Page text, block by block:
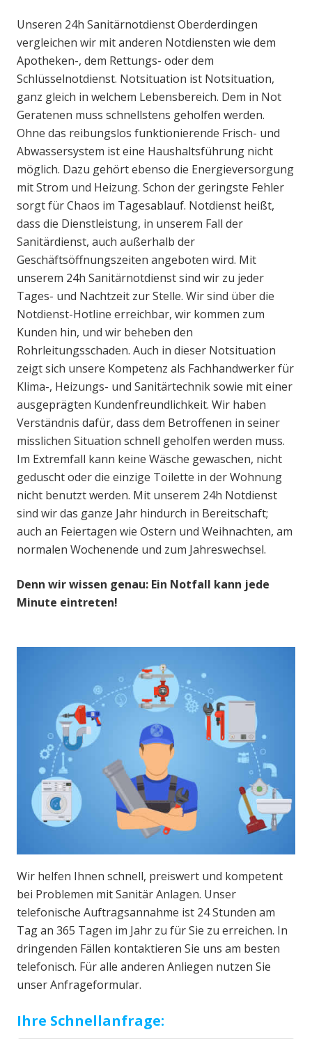
Unseren 24h Sanitärnotdienst Oberderdingen
vergleichen wir mit anderen Notdiensten wie dem
Apotheken-, dem Rettungs- oder dem
Schlüsselnotdienst. Notsituation ist Notsituation,
ganz gleich in welchem Lebensbereich. Dem in Not
Geratenen muss schnellstens geholfen werden.
Ohne das reibungslos funktionierende Frisch- und
Abwassersystem ist eine Haushaltsführung nicht
möglich. Dazu gehört ebenso die Energieversorgung
mit Strom und Heizung. Schon der geringste Fehler
sorgt für Chaos im Tagesablauf. Notdienst heißt,
dass die Dienstleistung, in unserem Fall der
Sanitärdienst, auch außerhalb der
Geschäftsöffnungszeiten angeboten wird. Mit
unserem 24h Sanitärnotdienst sind wir zu jeder
Tages- und Nachtzeit zur Stelle. Wir sind über die
Notdienst-Hotline erreichbar, wir kommen zum
Kunden hin, und wir beheben den
Rohrleitungsschaden. Auch in dieser Notsituation
zeigt sich unsere Kompetenz als Fachhandwerker für
Klima-, Heizungs- und Sanitärtechnik sowie mit einer
ausgeprägten Kundenfreundlichkeit. Wir haben
Verständnis dafür, dass dem Betroffenen in seiner
misslichen Situation schnell geholfen werden muss.
Im Extremfall kann keine Wäsche gewaschen, nicht
geduscht oder die einzige Toilette in der Wohnung
nicht benutzt werden. Mit unserem 24h Notdienst
sind wir das ganze Jahr hindurch in Bereitschaft;
auch an Feiertagen wie Ostern und Weihnachten, am
normalen Wochenende und zum Jahreswechsel.
Denn wir wissen genau: Ein Notfall kann jede
Minute eintreten!
Wir helfen Ihnen schnell, preiswert und kompetent
bei Problemen mit Sanitär Anlagen. Unser
telefonische Auftragsannahme ist 24 Stunden am
Tag an 365 Tagen im Jahr zu für Sie zu erreichen. In
dringenden Fällen kontaktieren Sie uns am besten
telefonisch. Für alle anderen Anliegen nutzen Sie
unser Anfrageformular.
Ihre Schnellanfrage: